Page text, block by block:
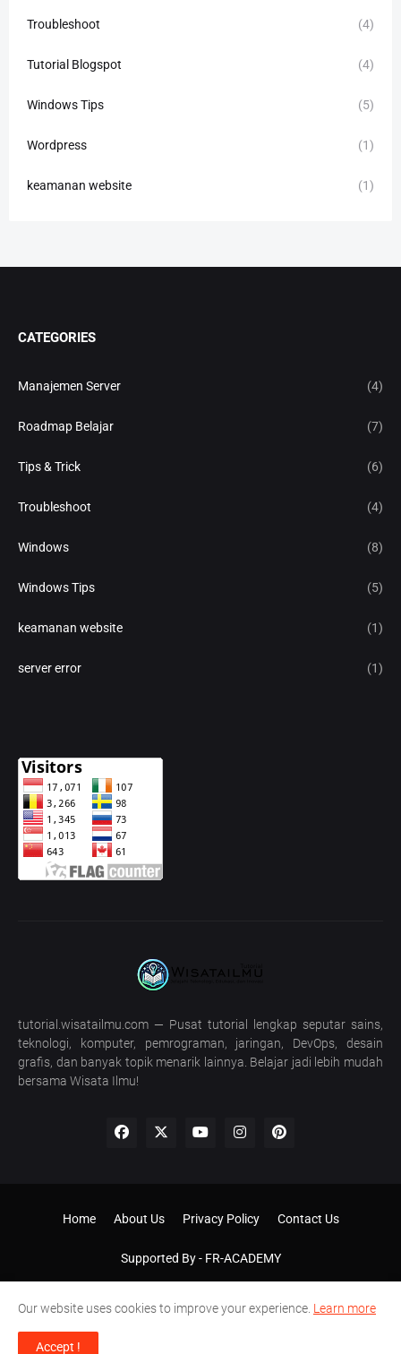
Troubleshoot (4)
Tutorial Blogspot (4)
Windows Tips (5)
Wordpress (1)
keamanan website (1)
CATEGORIES
Manajemen Server (4)
Roadmap Belajar (7)
Tips & Trick (6)
Troubleshoot (4)
Windows (8)
Windows Tips (5)
keamanan website (1)
server error (1)
tutorial.wisatailmu.com — Pusat tutorial lengkap seputar sains,
teknologi, komputer, pemrograman, jaringan, DevOps, desain
grafis, dan banyak topik menarik lainnya. Belajar jadi lebih mudah
bersama Wisata Ilmu!
Supported By - FR-ACADEMY
Home About Us Privacy Policy Contact Us
Our website uses cookies to improve your experience. Learn more
Accept !